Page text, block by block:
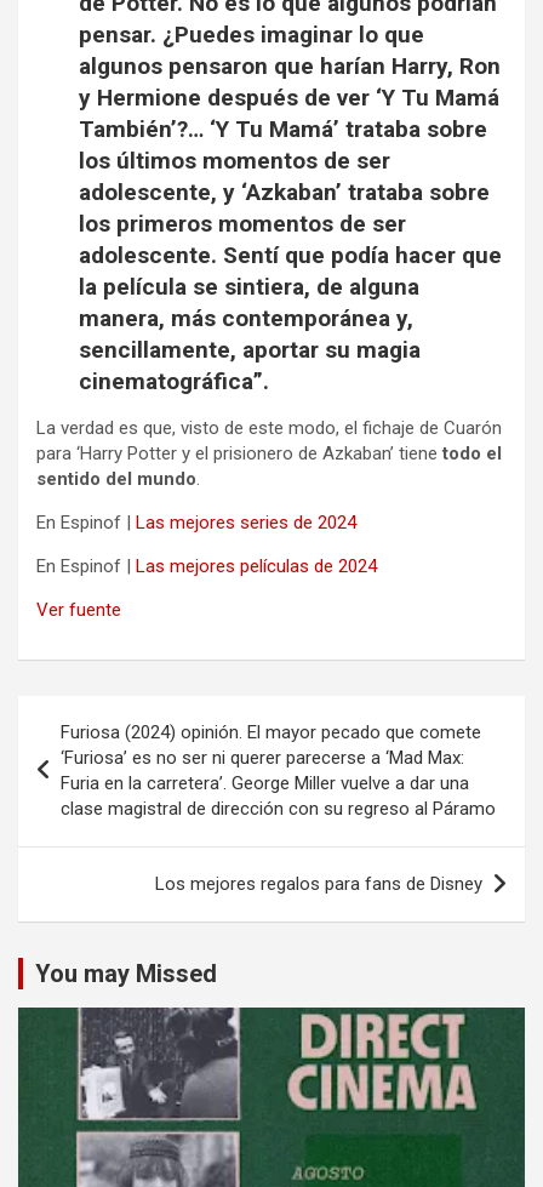
pensar. ¿Puedes imaginar lo que
algunos pensaron que harían Harry, Ron
y Hermione después de ver ‘Y Tu Mamá
También’?… ‘Y Tu Mamá’ trataba sobre
los últimos momentos de ser
adolescente, y ‘Azkaban’ trataba sobre
los primeros momentos de ser
adolescente. Sentí que podía hacer que
la película se sintiera, de alguna
manera, más contemporánea y,
sencillamente, aportar su magia
cinematográfica”.
La verdad es que, visto de este modo, el fichaje de Cuarón
para ‘Harry Potter y el prisionero de Azkaban’ tienetodo el
sentido del mundo.
En Espinof | Las mejores series de 2024
En Espinof | Las mejores películas de 2024
Ver fuente
de
entradas
Furiosa (2024) opinión. El mayor pecado que comete
‘Furiosa’ es no ser ni querer parecerse a ‘Mad Max:
Furia en la carretera’. George Miller vuelve a dar una
clase magistral de dirección con su regreso al Páramo
Los mejores regalos para fans de Disney
You may Missed